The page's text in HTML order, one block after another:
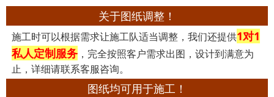
关于图纸调整！
施工时可以根据需求让施工队适当调整，我们还提供1对1
私人定制服务，完全按照客户需求出图，设计到满意为
止，详细请联系客服咨询。
图纸均可用于施工！